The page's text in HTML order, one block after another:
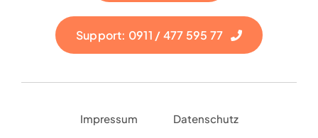
Support: 0911 / 477 595 77
Impressum Datenschutz